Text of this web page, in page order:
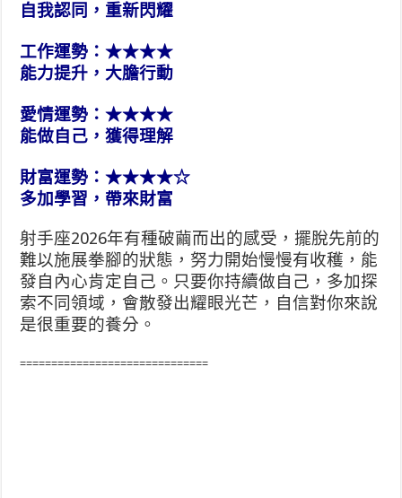
自我認同，重新閃耀
工作運勢：★★★★
能力提升，大膽行動
愛情運勢：★★★★
能做自己，獲得理解
財富運勢：★★★★☆
多加學習，帶來財富
射手座2026年有種破繭而出的感受，擺脫先前的
難以施展拳腳的狀態，努力開始慢慢有收穫，能
發自內心肯定自己。只要你持續做自己，多加探
索不同領域，會散發出耀眼光芒，自信對你來說
是很重要的養分。
==============================